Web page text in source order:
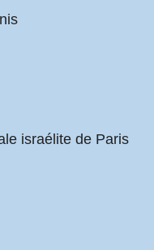
israélite de Paris